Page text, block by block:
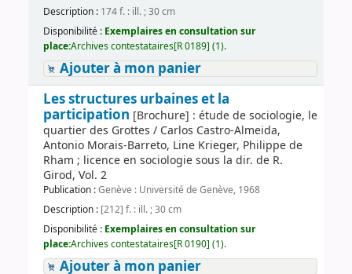
Description : 174 f. : ill. ; 30 cm
Disponibilité : Exemplaires en consultation sur
place:Archives contestataires[R 0189] (1).
Ajouter à mon panier
Les structures urbaines et la
participation [Brochure] : étude de sociologie, le
quartier des Grottes / Carlos Castro-Almeida,
Antonio Morais-Barreto, Line Krieger, Philippe de
Rham ; licence en sociologie sous la dir. de R.
Girod, Vol. 2
Publication :Genève : Université de Genève, 1968
Description : [212] f. : ill. ; 30 cm
Disponibilité : Exemplaires en consultation sur
place:Archives contestataires[R 0190] (1).
Ajouter à mon panier